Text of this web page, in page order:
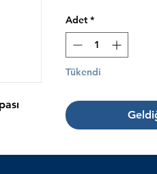
Adet *
Tükendi